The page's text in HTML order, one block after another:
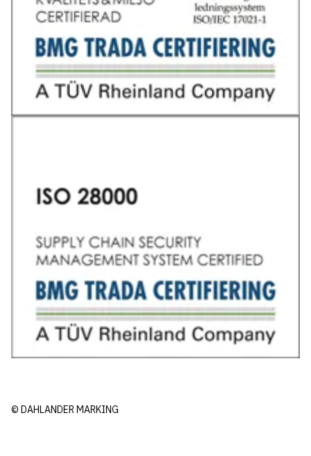
© DAHLANDER MARKING